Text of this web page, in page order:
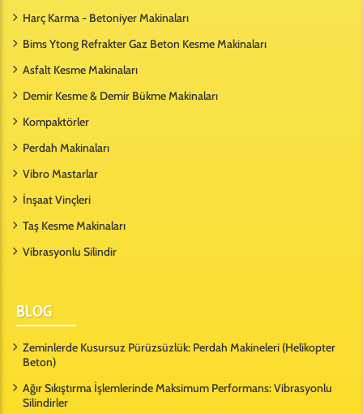
Harç Karma - Betoniyer Makinaları
Bims Ytong Refrakter Gaz Beton Kesme Makinaları
Asfalt Kesme Makinaları
Demir Kesme & Demir Bükme Makinaları
Kompaktörler
Perdah Makinaları
Vibro Mastarlar
İnşaat Vinçleri
Taş Kesme Makinaları
Vibrasyonlu Silindir
BLOG
Zeminlerde Kusursuz Pürüzsüzlük: Perdah Makineleri (Helikopter
Beton)
Ağır Sıkıştırma İşlemlerinde Maksimum Performans: Vibrasyonlu
Silindirler